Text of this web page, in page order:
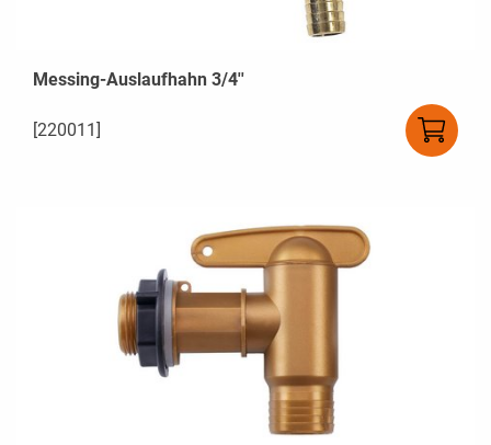
Messing-Auslaufhahn 3/4''
[220011]